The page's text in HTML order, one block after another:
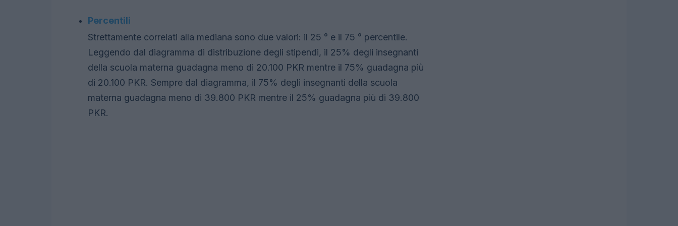
Percentili
Strettamente correlati alla mediana sono due valori: il 25 ° e il 75 ° percentile.
Leggendo dal diagramma di distribuzione degli stipendi, il 25% degli insegnanti
della scuola materna guadagna meno di 20.100 PKR mentre il 75% guadagna più
di 20.100 PKR. Sempre dal diagramma, il 75% degli insegnanti della scuola
materna guadagna meno di 39.800 PKR mentre il 25% guadagna più di 39.800
PKR.